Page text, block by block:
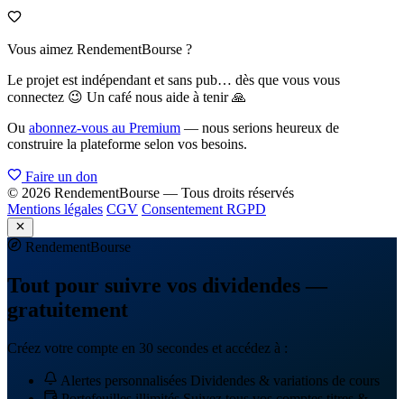
Vous aimez RendementBourse ?
Le projet est indépendant et sans pub… dès que vous vous
connectez 😉 Un café nous aide à tenir 🙏
Ou abonnez-vous au Premium — nous serions heureux de
construire la plateforme selon vos besoins.
Faire un don
© 2026 RendementBourse — Tous droits réservés
Mentions légales CGV Consentement RGPD
RendementBourse
Tout pour suivre vos dividendes —
gratuitement
Créez votre compte en 30 secondes et accédez à :
Alertes personnalisées Dividendes & variations de cours